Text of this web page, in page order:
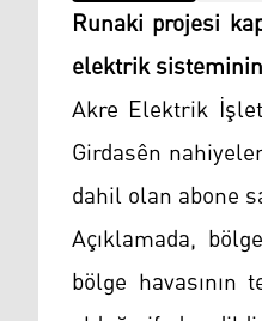
Runaki projesi
elektrik
Akre Elektrik
Girdasên
dahil olan abone
Açıklamada,
bölge